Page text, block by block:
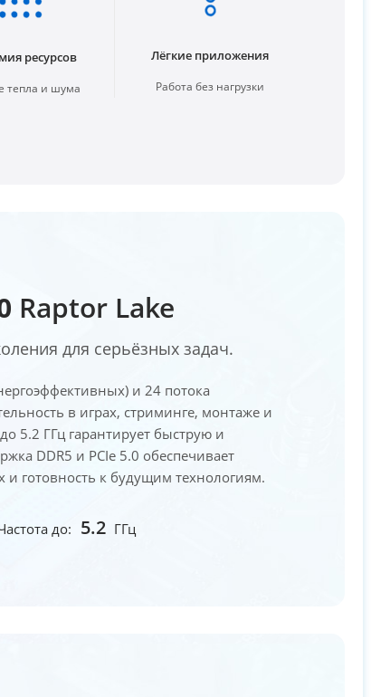
ресурсов
тепла и шума
Лёгкие приложения
Работа без нагрузки
Raptor Lake
для серьёзных задач.
и 24 потока
в играх, стриминге, монтаже и
5.2 ГГц гарантирует быструю и
DDR5 и PCIe 5.0 обеспечивает
готовность к будущим технологиям.
до: 5.2 ГГц